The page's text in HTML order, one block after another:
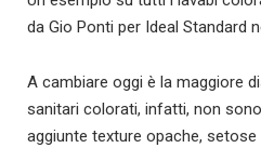
da Gio Ponti per Ideal Standard
A cambiare oggi è la maggiore
sanitari colorati, infatti, non
aggiunte texture opache,